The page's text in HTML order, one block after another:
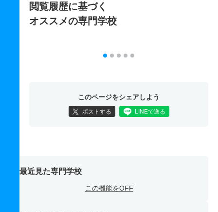
閲覧履歴に基づく
オススメの専門学校
このページをシェアしよう
ポストする LINEで送る
最近見た専門学校
この機能をOFF